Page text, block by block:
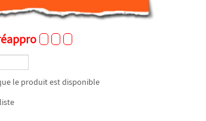
le produit est disponible